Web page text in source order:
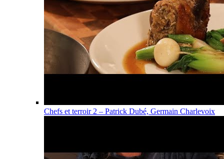
Chefs et terroir 2 – Patrick Dubé, Germain Charlevoix